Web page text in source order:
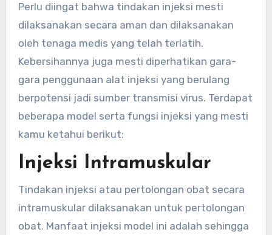
Perlu diingat bahwa tindakan injeksi mesti
dilaksanakan secara aman dan dilaksanakan
oleh tenaga medis yang telah terlatih.
Kebersihannya juga mesti diperhatikan gara-
gara penggunaan alat injeksi yang berulang
berpotensi jadi sumber transmisi virus. Terdapat
beberapa model serta fungsi injeksi yang mesti
kamu ketahui berikut:
Injeksi Intramuskular
Tindakan injeksi atau pertolongan obat secara
intramuskular dilaksanakan untuk pertolongan
obat. Manfaat injeksi model ini adalah sehingga